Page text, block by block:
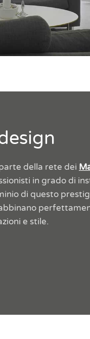
della rete dei
in grado di
di questo
e stile.